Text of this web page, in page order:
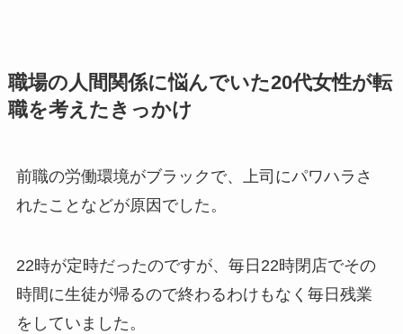
職場の人間関係に悩んでいた20代女性が転
職を考えたきっかけ
前職の労働環境がブラックで、上司にパワハラさ
れたことなどが原因でした。
22時が定時だったのですが、毎日22時閉店でその
時間に生徒が帰るので終わるわけもなく毎日残業
をしていました。